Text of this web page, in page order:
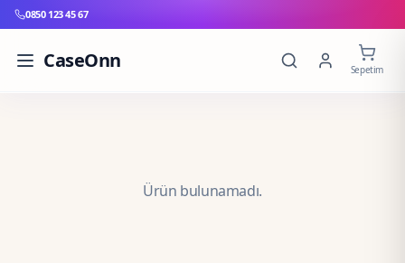
0850 123 45 67
CaseOnn Sepetim
Ürün bulunamadı.